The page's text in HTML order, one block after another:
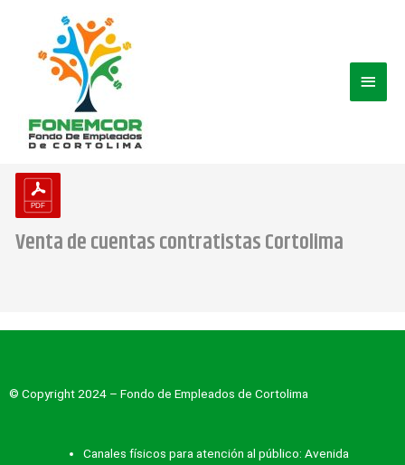
contenido
Venta de cuentas contratistas Cortolima
© Copyright 2024 – Fondo de Empleados de Cortolima
Canales físicos para atención al público: Avenida